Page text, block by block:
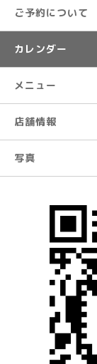
ご予約について
カレンダー
メニュー
店舗情報
写真